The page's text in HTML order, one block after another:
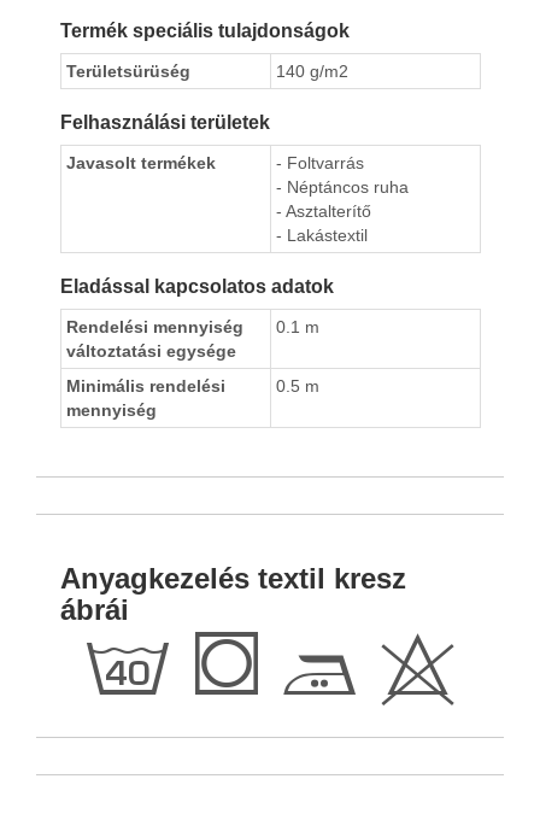
Termék speciális tulajdonságok
Területsürüség 140 g/m2
Felhasználási területek
Javasolt termékek
- Foltvarrás
- Néptáncos ruha
- Asztalterítő
- Lakástextil
Eladással kapcsolatos adatok
Rendelési mennyiség
változtatási egysége
0.1 m
Minimális rendelési
mennyiség
0.5 m
Anyagkezelés textil kresz
ábrái
h Q E H